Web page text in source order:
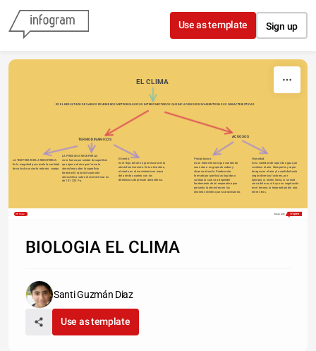
Skip to content
Use as template Sign up
EL CLIMA
ES EL RESULTADO DE VARIOS FENOMENOS METEOROLOGICOS INTERCINECTADOS QUE INFLUYEN DESICIVAMENTE EN SUS CARACTERISTICAS
ACUOSOS
TERMODINAMICOS
LA PRESION ATMOSFERICA:
es la fuerza por unidad de superficie
que ejerce el aire que forma la
atmósfera sobre la superficie
terrestre.​El valor de la presión
atmosférica sobre el nivel del mar es
de 101 325 Pa.​
El viento:
es el flujo del aire a gran escala en la
atmósfera terrestre. En la atmósfera,
el viento es el movimiento en masa
del aire de acuerdo con las
diferencias de presión atmosférica.
Precipitacion:
es un hidrometeoro que cae desde
una nube o un grupo de nubes y
alcanza el suelo. Puede estar
formado por partículas liquidas o
solidas lo cual va a depender
fuertemente de la temperatura que
presenta la atmósfera en los
distintos niveles que va atravesando.
Humedad:
es la cantidad de vapor de agua que
contiene el aire. Siempre hay vapor
de agua en el aire y la cantidad varía
según diversos factores, por
ejemplo, si recién llovió, si se está
cerca del mar, si hay o no vegetación
en el terreno, la temperatura del aire,
entre otros.
LA TEMPERATURA ATMOSFERICA:
Es la magnitud que revela la cantidad
de calor de un cierto entorno  cuerpo
Share Made with
BIOLOGIA EL CLIMA
Santi Guzmán Diaz
Use as template